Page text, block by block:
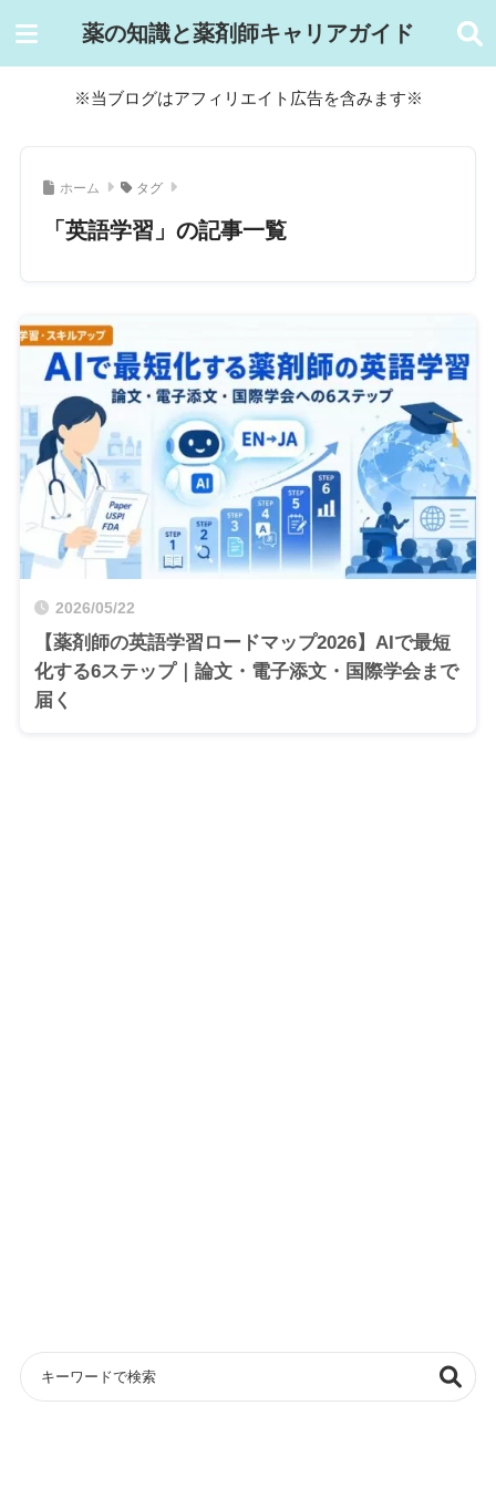
薬の知識と薬剤師キャリアガイド
※当ブログはアフィリエイト広告を含みます※
ホーム タグ
「英語学習」の記事一覧
2026/05/22
【薬剤師の英語学習ロードマップ2026】AIで最短
化する6ステップ｜論文・電子添文・国際学会まで
届く